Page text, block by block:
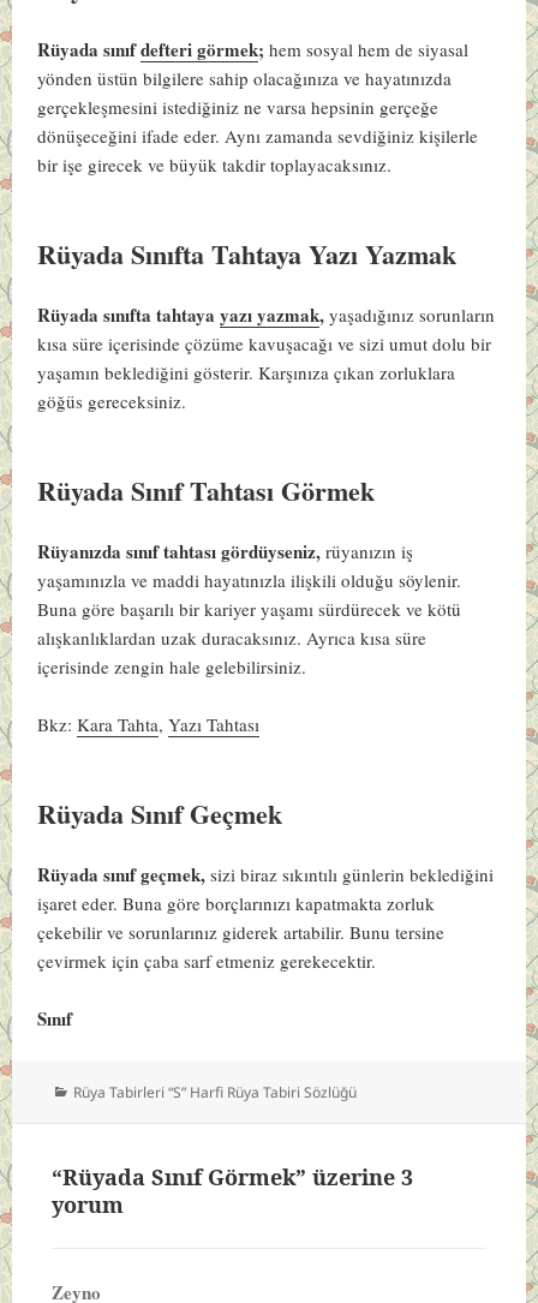
Rüyada sınıfdefteri görmek; hem sosyal hem de siyasal
yönden üstün bilgilere sahip olacağınıza ve hayatınızda
gerçekleşmesini istediğiniz ne varsa hepsinin gerçeğe
dönüşeceğini ifade eder. Aynı zamanda sevdiğiniz kişilerle
bir işe girecek ve büyük takdir toplayacaksınız.
Rüyada Sınıfta Tahtaya Yazı Yazmak
Rüyada sınıfta tahtayayazı yazmak, yaşadığınız sorunların
kısa süre içerisinde çözüme kavuşacağı ve sizi umut dolu bir
yaşamın beklediğini gösterir. Karşınıza çıkan zorluklara
göğüs gereceksiniz.
Rüyada Sınıf Tahtası Görmek
Rüyanızda sınıf tahtası gördüyseniz, rüyanızın iş
yaşamınızla ve maddi hayatınızla ilişkili olduğu söylenir.
Buna göre başarılı bir kariyer yaşamı sürdürecek ve kötü
alışkanlıklardan uzak duracaksınız. Ayrıca kısa süre
içerisinde zengin hale gelebilirsiniz.
Bkz:Kara Tahta,Yazı Tahtası
Rüyada Sınıf Geçmek
Rüyada sınıf geçmek, sizi biraz sıkıntılı günlerin beklediğini
işaret eder. Buna göre borçlarınızı kapatmakta zorluk
çekebilir ve sorunlarınız giderek artabilir. Bunu tersine
çevirmek için çaba sarf etmeniz gerekecektir.
Sınıf
Kategoriler
Rüya Tabirleri “S” Harfi Rüya Tabiri Sözlüğü
“Rüyada Sınıf Görmek” üzerine 3
yorum
Zeyno